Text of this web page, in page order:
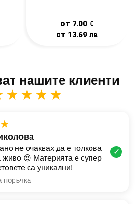
от 7.00 €
от 13.69лв
нашите клиенти
не очаквах да е толкова
живо 😍 Материята е супер
са уникални!
поръчка
✓